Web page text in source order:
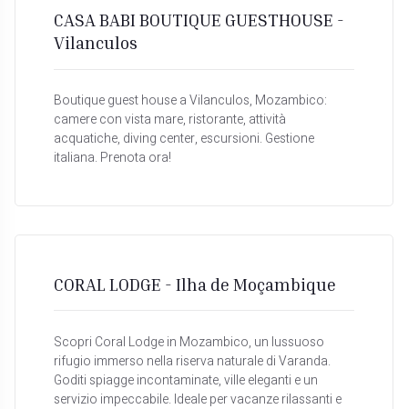
CASA BABI BOUTIQUE GUESTHOUSE -
Vilanculos
Boutique guest house a Vilanculos, Mozambico:
camere con vista mare, ristorante, attività
acquatiche, diving center, escursioni. Gestione
italiana. Prenota ora!
CORAL LODGE - Ilha de Moçambique
Scopri Coral Lodge in Mozambico, un lussuoso
rifugio immerso nella riserva naturale di Varanda.
Goditi spiagge incontaminate, ville eleganti e un
servizio impeccabile. Ideale per vacanze rilassanti e